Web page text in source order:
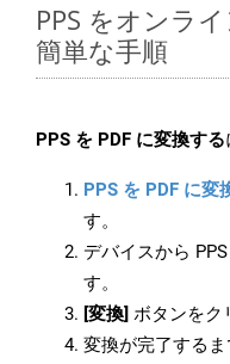
PPS をオンラ
簡単な手順
PPS を PDF に変換する
PPS を PDF に変
す。
デバイスから
す。
[変換] ボタンをク
変換が完了するま